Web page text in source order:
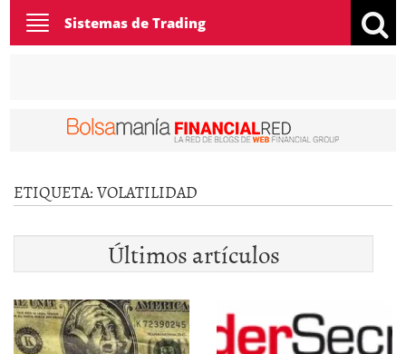
Toggle
navigation
Sistemas de Trading
ETIQUETA:VOLATILIDAD
Últimos artículos